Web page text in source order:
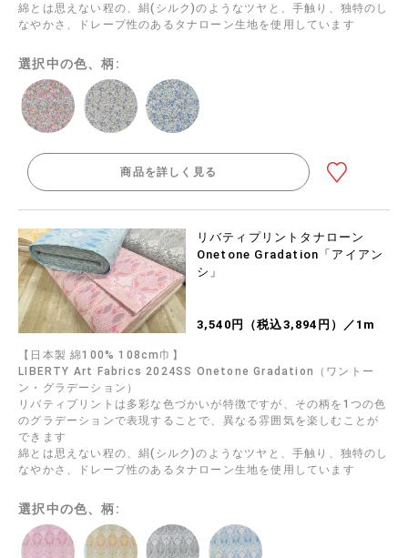
綿とは思えない程の、絹(シルク)のようなツヤと、手触り、独特のし
なやかさ、ドレープ性のあるタナローン生地を使用しています
選択中の色、柄:
商品を詳しく見る
リバティプリントタナローン
Onetone Gradation「アイアン
シ」
3,540円（税込3,894円）／1m
【日本製 綿100% 108cm巾】
LIBERTY Art Fabrics 2024SS Onetone Gradation（ワントー
ン・グラデーション）
リバティプリントは多彩な色づかいが特徴ですが、その柄を1つの色
のグラデーションで表現することで、異なる雰囲気を楽しむことが
できます
綿とは思えない程の、絹(シルク)のようなツヤと、手触り、独特のし
なやかさ、ドレープ性のあるタナローン生地を使用しています
選択中の色、柄: